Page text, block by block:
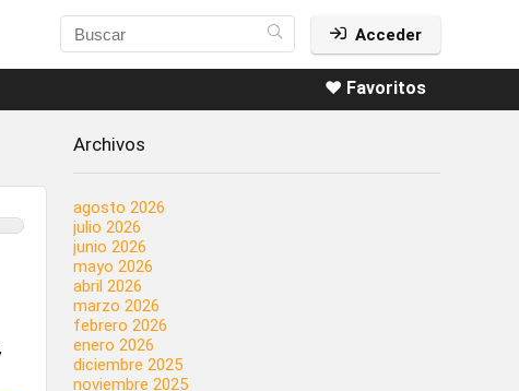
Acceder
❤️ Favoritos
Archivos
agosto 2026
julio 2026
junio 2026
mayo 2026
abril 2026
marzo 2026
febrero 2026
enero 2026
diciembre 2025
noviembre 2025